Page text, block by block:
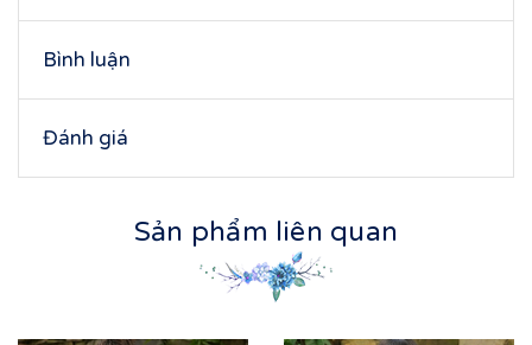
Bình luận
Đánh giá
Sản phẩm liên quan